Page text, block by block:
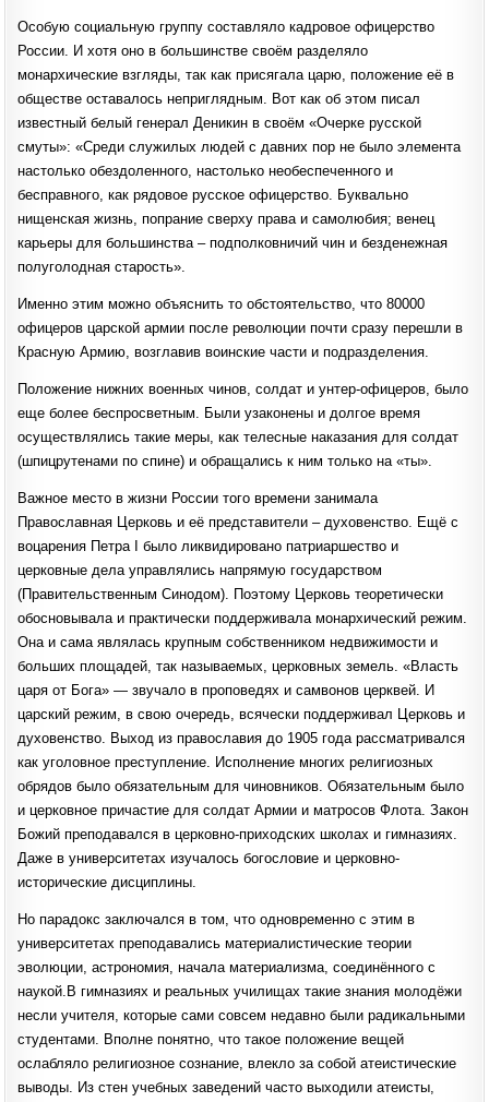
Особую социальную группу составляло кадровое офицерство
России. И хотя оно в большинстве своём разделяло
монархические взгляды, так как присягала царю, положение её в
обществе оставалось неприглядным. Вот как об этом писал
известный белый генерал Деникин в своём «Очерке русской
смуты»: «Среди служилых людей с давних пор не было элемента
настолько обездоленного, настолько необеспеченного и
бесправного, как рядовое русское офицерство. Буквально
нищенская жизнь, попрание сверху права и самолюбия; венец
карьеры для большинства – подполковничий чин и безденежная
полуголодная старость».
Именно этим можно объяснить то обстоятельство, что 80000
офицеров царской армии после революции почти сразу перешли в
Красную Армию, возглавив воинские части и подразделения.
Положение нижних военных чинов, солдат и унтер-офицеров, было
еще более беспросветным. Были узаконены и долгое время
осуществлялись такие меры, как телесные наказания для солдат
(шпицрутенами по спине) и обращались к ним только на «ты».
Важное место в жизни России того времени занимала
Православная Церковь и её представители – духовенство. Ещё с
воцарения Петра I было ликвидировано патриаршество и
церковные дела управлялись напрямую государством
(Правительственным Синодом). Поэтому Церковь теоретически
обосновывала и практически поддерживала монархический режим.
Она и сама являлась крупным собственником недвижимости и
больших площадей, так называемых, церковных земель. «Власть
царя от Бога» — звучало в проповедях и самвонов церквей. И
царский режим, в свою очередь, всячески поддерживал Церковь и
духовенство. Выход из православия до 1905 года рассматривался
как уголовное преступление. Исполнение многих религиозных
обрядов было обязательным для чиновников. Обязательным было
и церковное причастие для солдат Армии и матросов Флота. Закон
Божий преподавался в церковно-приходских школах и гимназиях.
Даже в университетах изучалось богословие и церковно-
исторические дисциплины.
Но парадокс заключался в том, что одновременно с этим в
университетах преподавались материалистические теории
эволюции, астрономия, начала материализма, соединённого с
наукой.В гимназиях и реальных училищах такие знания молодёжи
несли учителя, которые сами совсем недавно были радикальными
студентами. Вполне понятно, что такое положение вещей
ослабляло религиозное сознание, влекло за собой атеистические
выводы. Из стен учебных заведений часто выходили атеисты,